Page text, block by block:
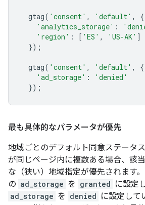
gtag( 'consent' , 'default' ,
{
'analytics_storage' :
'region' : [ 'ES' , 'US-AK' ]
});
gtag( 'consent' , 'default' ,
{
'ad_storage' :
'denied'
});
最も具体的なパラメータが優先
地域ごとのデフォルト同意ステータ
が同じページ内に複数ある場合、該
な（狭い）地域指定が優先されます
の ad_storage を granted に設定
ad_storage を denied に設定して